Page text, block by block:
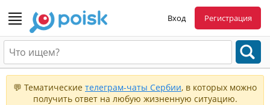
Вход Регистрация
💬 Тематические телеграм-чаты Сербии, в которых можно
получить ответ на любую жизненную ситуацию.